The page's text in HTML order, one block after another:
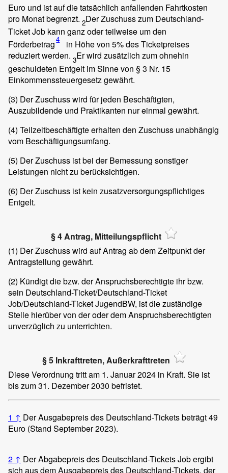
Euro und ist auf die tatsächlich anfallenden Fahrtkosten
pro Monat begrenzt. 2Der Zuschuss zum Deutschland-
Ticket Job kann ganz oder teilweise um den
Förderbetrag4
in Höhe von 5% des Ticketpreises
reduziert werden. 3Er wird zusätzlich zum ohnehin
geschuldeten Entgelt im Sinne von § 3 Nr. 15
Einkommenssteuergesetz gewährt.
(3) Der Zuschuss wird für jeden Beschäftigten,
Auszubildende und Praktikanten nur einmal gewährt.
(4) Teilzeitbeschäftigte erhalten den Zuschuss unabhängig
vom Beschäftigungsumfang.
(5) Der Zuschuss ist bei der Bemessung sonstiger
Leistungen nicht zu berücksichtigen.
(6) Der Zuschuss ist kein zusatzversorgungspflichtiges
Entgelt.
§ 4 Antrag, Mitteilungspflicht
(1) Der Zuschuss wird auf Antrag ab dem Zeitpunkt der
Antragstellung gewährt.
(2) Kündigt die bzw. der Anspruchsberechtigte ihr bzw.
sein Deutschland-Ticket/Deutschland-Ticket
Job/Deutschland-Ticket JugendBW, ist die zuständige
Stelle hierüber von der oder dem Anspruchsberechtigten
unverzüglich zu unterrichten.
§ 5 Inkrafttreten, Außerkrafttreten
Diese Verordnung tritt am 1. Januar 2024 in Kraft. Sie ist
bis zum 31. Dezember 2030 befristet.
1 ↑ Der Ausgabepreis des Deutschland-Tickets beträgt 49
Euro (Stand September 2023).
2 ↑ Der Abgabepreis des Deutschland-Tickets Job ergibt
sich aus dem Ausgabepreis des Deutschland-Tickets, der